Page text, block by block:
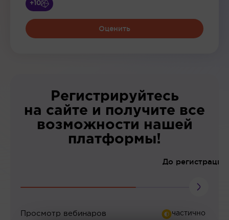
+10
Оценить
Регистрируйтесь
на сайте и получите все
возможности нашей
платформы!
До регистрации
Просмотр вебинаров